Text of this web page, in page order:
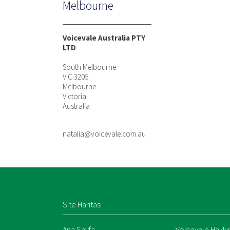
Melbourne
Voicevale Australia PTY
LTD
South Melbourne
VIC 3205
Melbourne
Victoria
Australia
natalia@voicevale.com.au
Site Haritası